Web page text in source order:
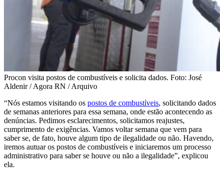
Procon visita postos de combustíveis e solicita dados. Foto: José
Aldenir / Agora RN / Arquivo
“Nós estamos visitando os postos de combustíveis, solicitando dados
de semanas anteriores para essa semana, onde estão acontecendo as
denúncias. Pedimos esclarecimentos, solicitamos reajustes,
cumprimento de exigências. Vamos voltar semana que vem para
saber se, de fato, houve algum tipo de ilegalidade ou não. Havendo,
iremos autuar os postos de combustíveis e iniciaremos um processo
administrativo para saber se houve ou não a ilegalidade”, explicou
ela.